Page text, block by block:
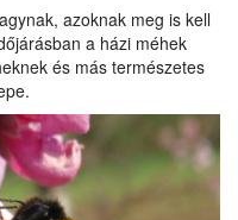
azoknak meg is kell
a házi méhek
és más természetes